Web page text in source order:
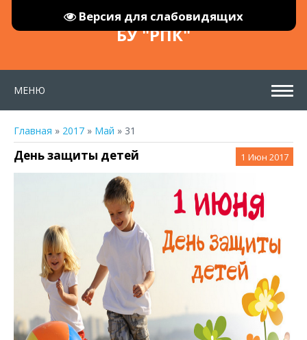
Версия для слабовидящих
БУ "РПК"
МЕНЮ
Главная » 2017 » Май » 31
1 Июн 2017
День защиты детей